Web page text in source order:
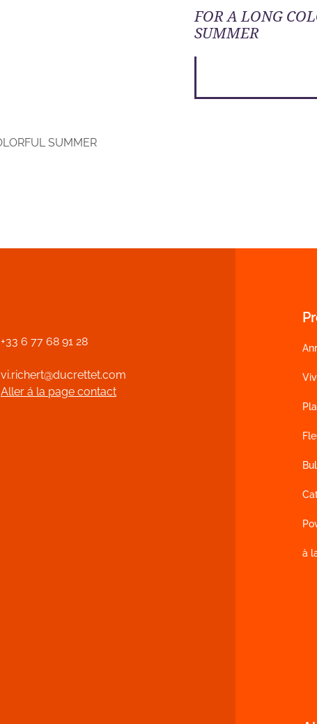
FOR A LONG
SUMMER
à
+33 6 77 68 91 28
vi.richert@ducrettet.com
Aller á la page contact